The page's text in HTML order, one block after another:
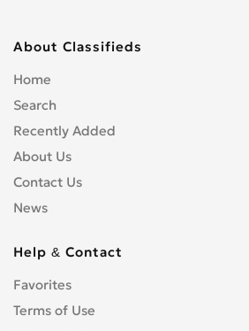
About Classifieds
Home
Search
Recently Added
About Us
Contact Us
News
Help & Contact
Favorites
Terms of Use